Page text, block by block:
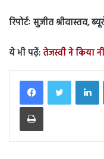
रिपोर्टः सुजीत श्रीवास्तव,
ये भी पढ़ें:तेजस्वी ने किया
Print